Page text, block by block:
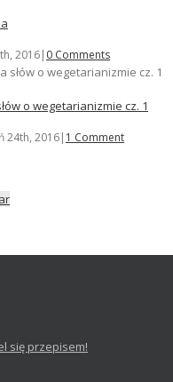
2016| 0 Comments
o wegetarianizmie cz. 1
24th, 2016| 1 Comment
się przepisem!